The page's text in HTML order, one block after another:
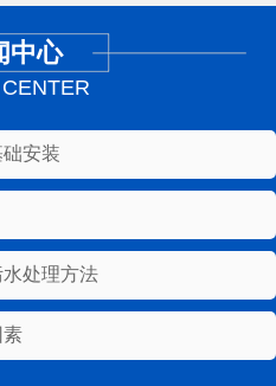
中心
安装
处理方法
素